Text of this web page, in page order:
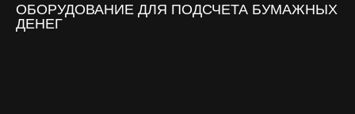
ОБОРУДОВАНИЕ ДЛЯ ПОДСЧЕТА БУМАЖНЫХ
ДЕНЕГ